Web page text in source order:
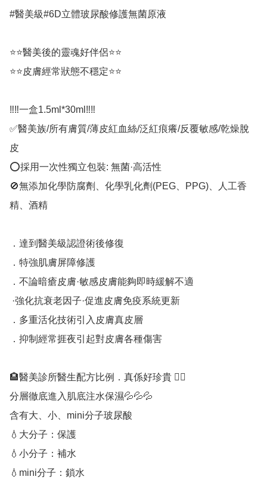
#醫美級#6D立體玻尿酸修護無菌原液
⭐️⭐️醫美後的靈魂好伴侶⭐️⭐
⭐️⭐️皮膚經常狀態不穩定⭐️⭐️
‼️‼️一盒1.5ml*30ml‼️‼️
✅醫美族/所有膚質/薄皮紅血絲/泛紅痕癢/反覆敏感/乾燥脫
皮
⭕️採用一次性獨立包裝: 無菌·高活性
🚫無添加化學防腐劑、化學乳化劑(PEG、PPG)、人工香
精、酒精
．達到醫美級認證術後修復
．特強肌膚屏障修護
．不論暗瘡皮膚·敏感皮膚能夠即時緩解不適
．多重活化技術引入皮膚真皮層
．抑制經常捱夜引起對皮膚各種傷害
🏨醫美診所醫生配方比例．真係好珍貴 👉🏻
分層徹底進入肌底注水保濕💦💦💦
含有大、小、mini分子玻尿酸
💧大分子：保護
💧小分子：補水
💧mini分子：鎖水